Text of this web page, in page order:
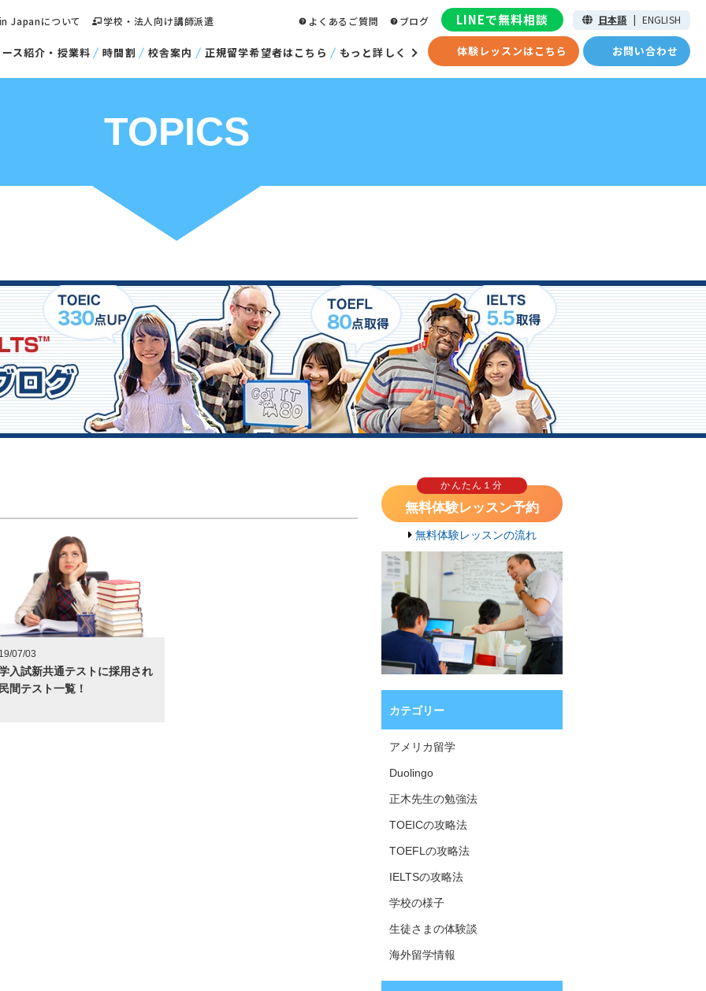
ス紹介・授業料 時間割 校舎案内 正規留学希望者はこちら もっと詳しく 体験レッスンはこちら お問い合わせ
Japanについて 学校・法人向け講師派遣 よくあるご質問 ブログ LINEで無料相談 日本語 | ENGLISH
TOPICS
07/03
入試新共通テストに採用され
間テスト一覧！
かんたん１分
無料体験レッスン予約
無料体験レッスンの流れ
カテゴリー
アメリカ留学
Duolingo
正木先生の勉強法
TOEICの攻略法
TOEFLの攻略法
IELTSの攻略法
学校の様子
生徒さまの体験談
海外留学情報